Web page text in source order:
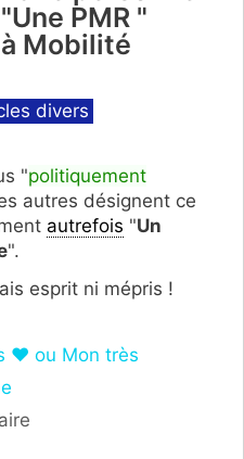
PMR "
Mobilité
divers
"politiquement
autres désignent ce
autrefois "Un
".
esprit ni mépris !
❤ ou Mon très